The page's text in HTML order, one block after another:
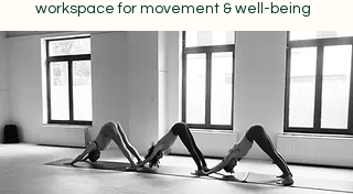
workspace for movement & well-being